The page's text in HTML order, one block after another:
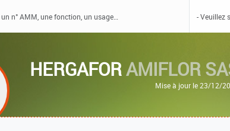
HERGAFORAMIFLOR
Mise à jour le 23/12/